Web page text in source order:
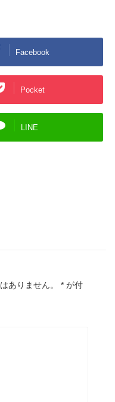
Facebook
Pocket
LINE
ありません。 * が付